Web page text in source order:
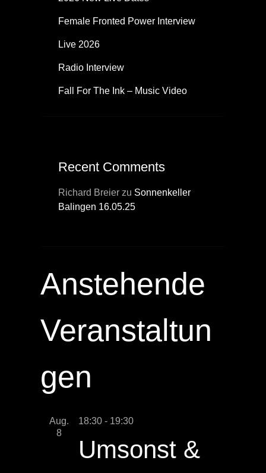
Female Fronted Power Interview
Live 2026
Radio Interview
Fall For The Ink – Music Video
Recent Comments
Richard Breierzu Sonnenkeller
Balingen 16.05.25
Anstehende
Veranstaltun
gen
Aug.
8
18:30- 19:30
Umsonst &